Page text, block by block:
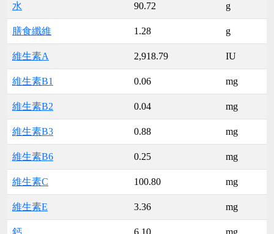
水 90.72 g
膳食纖維 1.28 g
維生素A 2,918.79 IU
維生素B1 0.06 mg
維生素B2 0.04 mg
維生素B3 0.88 mg
維生素B6 0.25 mg
維生素C 100.80 mg
維生素E 3.36 mg
鈣 6.10 mg